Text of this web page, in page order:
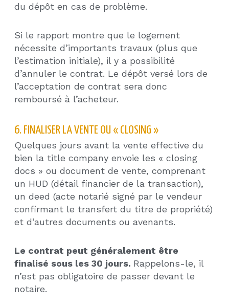
du dépôt en cas de problème.
Si le rapport montre que le logement
nécessite d’importants travaux (plus que
l’estimation initiale), il y a possibilité
d’annuler le contrat. Le dépôt versé lors de
l’acceptation de contrat sera donc
remboursé à l’acheteur.
6. FINALISER LA VENTE OU « CLOSING »
Quelques jours avant la vente effective du
bien la title company envoie les « closing
docs » ou document de vente, comprenant
un HUD (détail financier de la transaction),
un deed (acte notarié signé par le vendeur
confirmant le transfert du titre de propriété)
et d’autres documents ou avenants.
Le contrat peut généralement être
finalisé sous les 30 jours. Rappelons-le, il
n’est pas obligatoire de passer devant le
notaire.